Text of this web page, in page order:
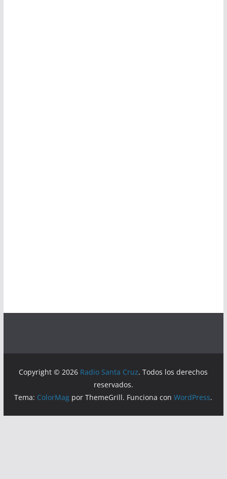
Copyright © 2026 Radio Santa Cruz. Todos los derechos
reservados.
Tema: ColorMag por ThemeGrill. Funciona conWordPress.